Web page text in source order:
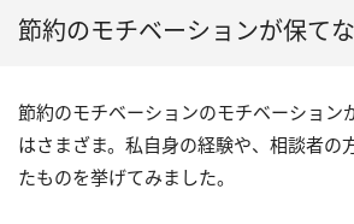
節約のモチベーションが保て
節約のモチベーションのモチベーション
はさまざま。私自身の経験や、相談者の
たものを挙げてみました。